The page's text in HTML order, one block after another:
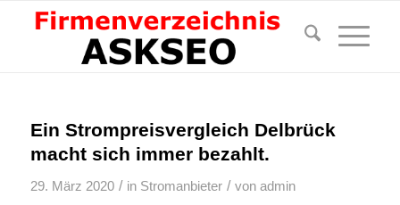
Ein Strompreisvergleich Delbrück
macht sich immer bezahlt.
29. März 2020 / in Stromanbieter / von admin